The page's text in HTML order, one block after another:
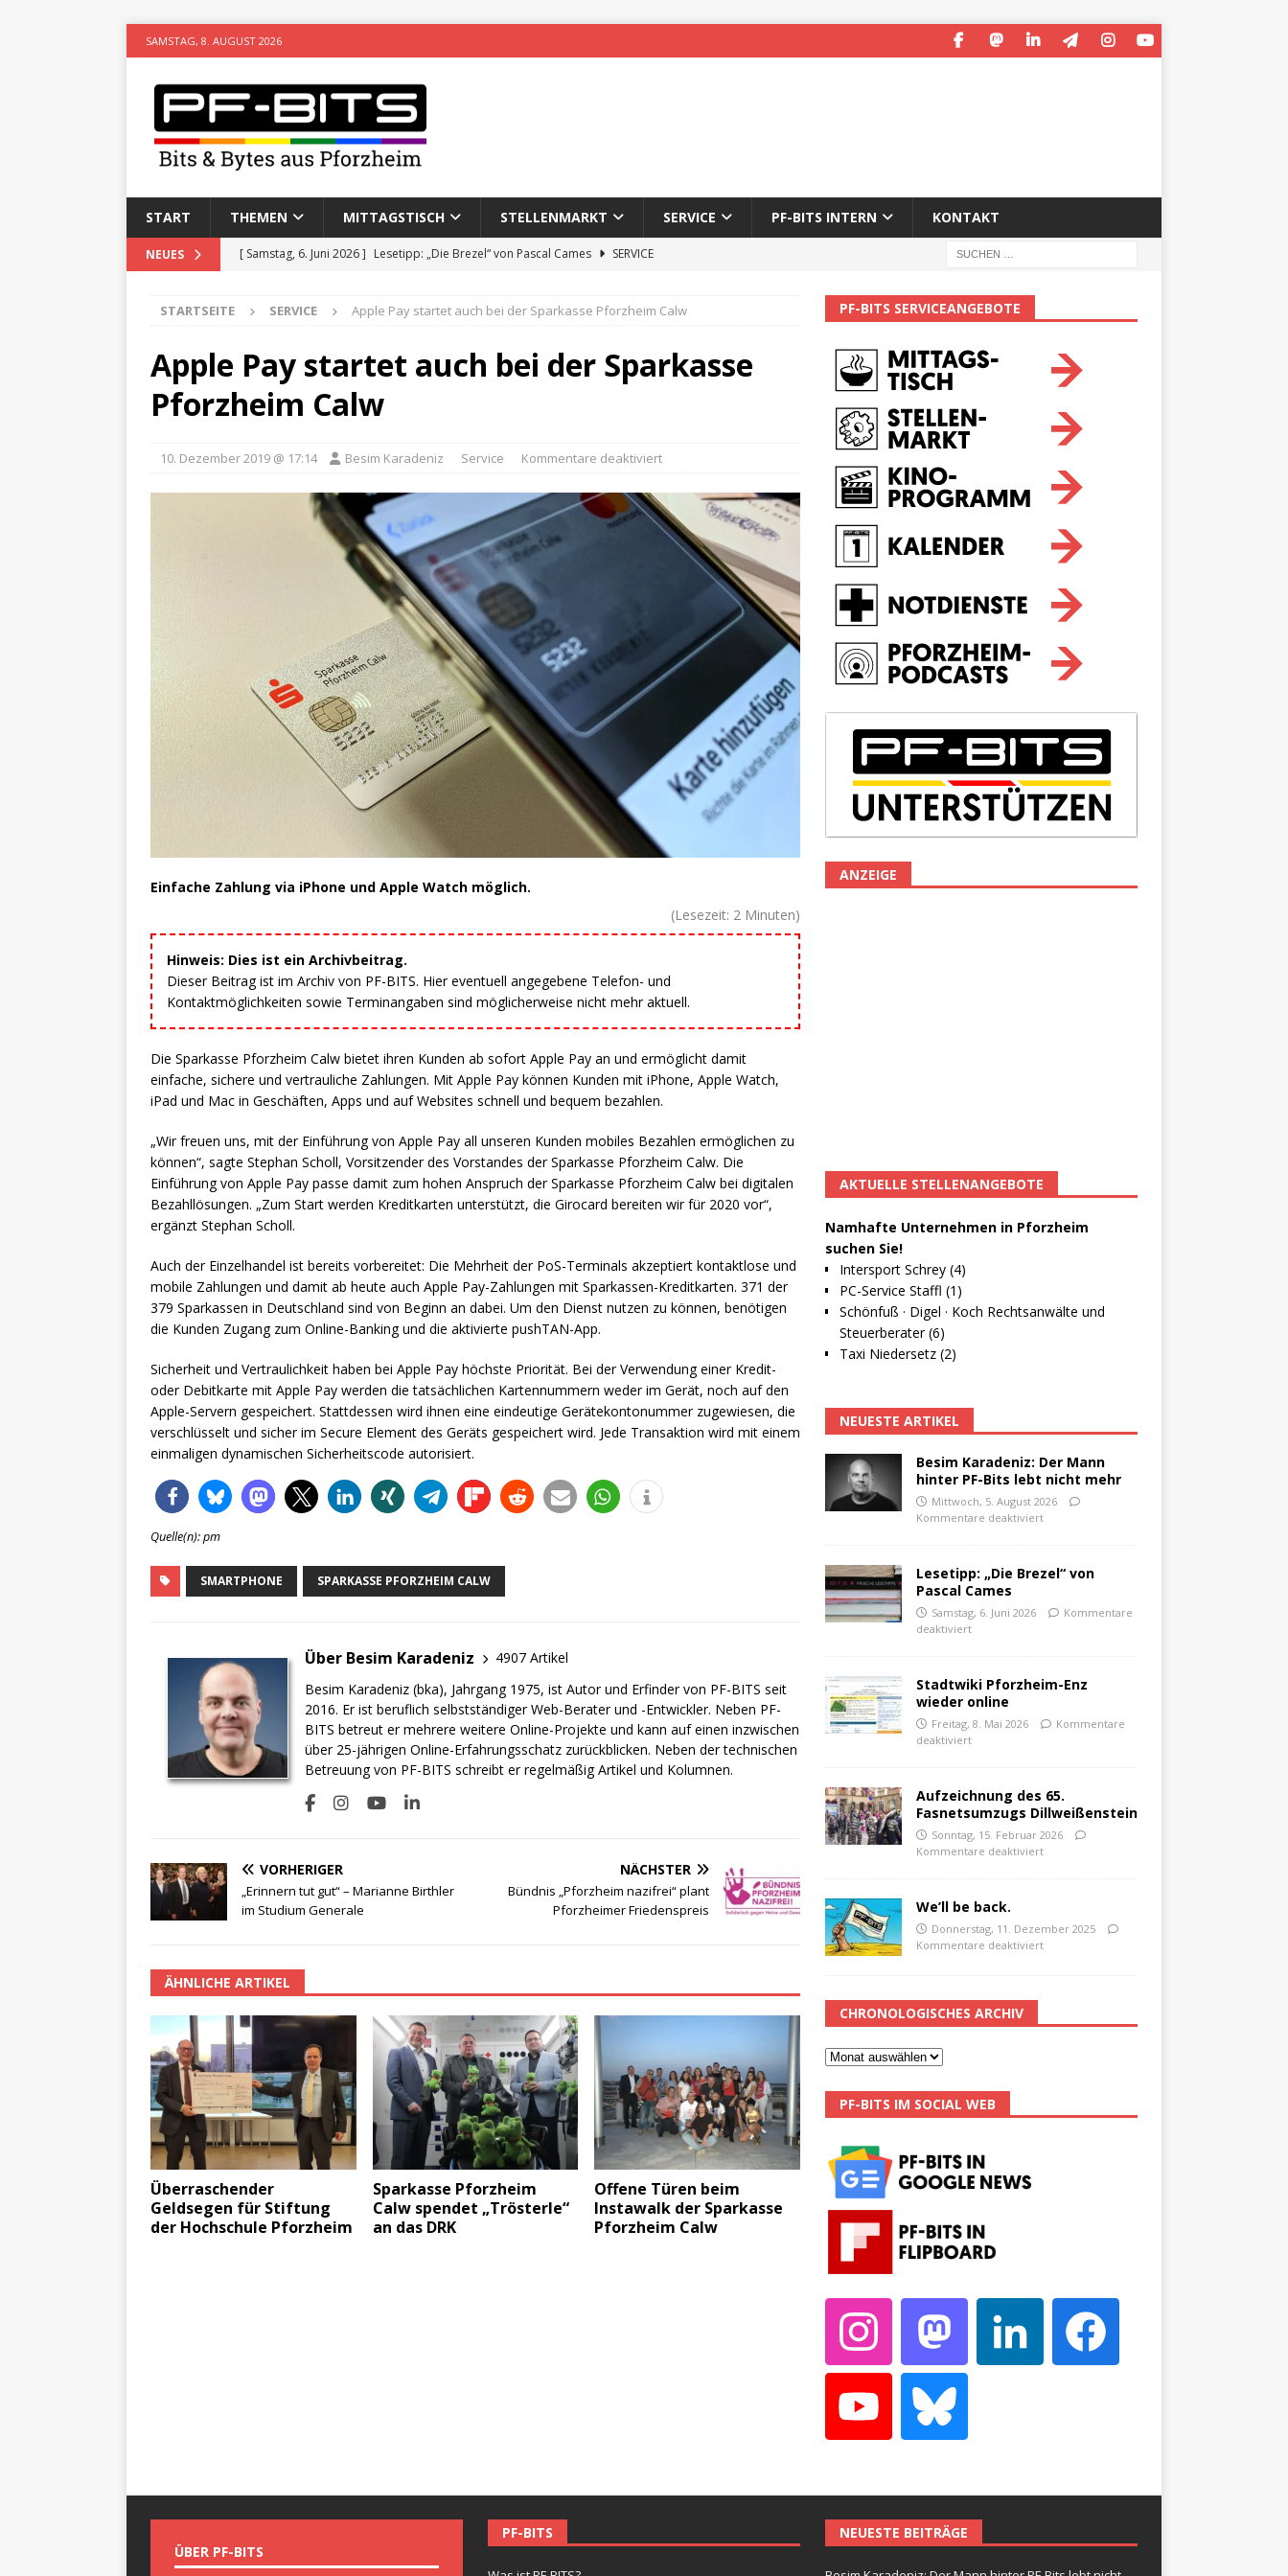
SAMSTAG, 8. AUGUST 2026
START THEMEN MITTAGSTISCH STELLENMARKT SERVICE PF-BITS INTERN KONTAKT
NEUES [ Samstag, 6. Juni 2026 ] Lesetipp: „Die Brezel“ von Pascal Cames
SERVICE
[ Sonntag, 15. Februar 2026 ] Aufzeichnung des 65. Fasnetsumzugs Dillweißenstein
VERANSTALTUNGEN
[ Donnerstag, 11. Dezember 2025 ]
[ Mittwoch, 5. August 2026 ]
STARTSEITE SERVICE Apple Pay startet auch bei der Sparkasse Pforzheim Calw
Apple Pay startet auch bei der Sparkasse
Pforzheim Calw
10. Dezember 2019 @ 17:14 Besim Karadeniz Service Kommentare deaktiviert
Einfache Zahlung via iPhone und Apple Watch möglich.
(Lesezeit: 2 Minuten)
Hinweis: Dies ist ein Archivbeitrag.
Dieser Beitrag ist im Archiv von PF-BITS. Hier eventuell angegebene Telefon- und
Kontaktmöglichkeiten sowie Terminangaben sind möglicherweise nicht mehr aktuell.
Die Sparkasse Pforzheim Calw bietet ihren Kunden ab sofort Apple Pay an und ermöglicht damit
einfache, sichere und vertrauliche Zahlungen. Mit Apple Pay können Kunden mit iPhone, Apple Watch,
iPad und Mac in Geschäften, Apps und auf Websites schnell und bequem bezahlen.
„Wir freuen uns, mit der Einführung von Apple Pay all unseren Kunden mobiles Bezahlen ermöglichen zu
können“, sagte Stephan Scholl, Vorsitzender des Vorstandes der Sparkasse Pforzheim Calw. Die
Einführung von Apple Pay passe damit zum hohen Anspruch der Sparkasse Pforzheim Calw bei digitalen
Bezahllösungen. „Zum Start werden Kreditkarten unterstützt, die Girocard bereiten wir für 2020 vor“,
ergänzt Stephan Scholl.
Auch der Einzelhandel ist bereits vorbereitet: Die Mehrheit der PoS-Terminals akzeptiert kontaktlose und
mobile Zahlungen und damit ab heute auch Apple Pay-Zahlungen mit Sparkassen-Kreditkarten. 371 der
379 Sparkassen in Deutschland sind von Beginn an dabei. Um den Dienst nutzen zu können, benötigen
die Kunden Zugang zum Online-Banking und die aktivierte pushTAN-App.
Sicherheit und Vertraulichkeit haben bei Apple Pay höchste Priorität. Bei der Verwendung einer Kredit-
oder Debitkarte mit Apple Pay werden die tatsächlichen Kartennummern weder im Gerät, noch auf den
Apple-Servern gespeichert. Stattdessen wird ihnen eine eindeutige Gerätekontonummer zugewiesen, die
verschlüsselt und sicher im Secure Element des Geräts gespeichert wird. Jede Transaktion wird mit einem
einmaligen dynamischen Sicherheitscode autorisiert.
Quelle(n): pm
SMARTPHONE SPARKASSE PFORZHEIM CALW
Über Besim Karadeniz
4907 Artikel
Besim Karadeniz (bka), Jahrgang 1975, ist Autor und Erfinder von PF-BITS seit
2016. Er ist beruflich selbstständiger Web-Berater und -Entwickler. Neben PF-
BITS betreut er mehrere weitere Online-Projekte und kann auf einen inzwischen
über 25-jährigen Online-Erfahrungsschatz zurückblicken. Neben der technischen
Betreuung von PF-BITS schreibt er regelmäßig Artikel und Kolumnen.
VORHERIGER
„Erinnern tut gut“ – Marianne Birthler
im Studium Generale
NÄCHSTER
Bündnis „Pforzheim nazifrei“ plant
Pforzheimer Friedenspreis
ÄHNLICHE ARTIKEL
Überraschender
Geldsegen für Stiftung
der Hochschule Pforzheim
Sparkasse Pforzheim
Calw spendet „Trösterle“
an das DRK
Offene Türen beim
Instawalk der Sparkasse
Pforzheim Calw
PF-BITS SERVICEANGEBOTE
ANZEIGE
AKTUELLE STELLENANGEBOTE
Namhafte Unternehmen in Pforzheim
suchen Sie!
Intersport Schrey (4)
PC-Service Staffl (1)
Schönfuß · Digel · Koch Rechtsanwälte und
Steuerberater (6)
Taxi Niedersetz (2)
NEUESTE ARTIKEL
Besim Karadeniz: Der Mann
hinter PF-Bits lebt nicht mehr
Mittwoch, 5. August 2026
Kommentare deaktiviert
Lesetipp: „Die Brezel“ von
Pascal Cames
Samstag, 6. Juni 2026
Kommentare
deaktiviert
Stadtwiki Pforzheim-Enz
wieder online
Freitag, 8. Mai 2026
Kommentare
deaktiviert
Aufzeichnung des 65.
Fasnetsumzugs Dillweißenstein
Sonntag, 15. Februar 2026
Kommentare deaktiviert
We’ll be back.
Donnerstag, 11. Dezember 2025
Kommentare deaktiviert
CHRONOLOGISCHES ARCHIV
PF-BITS IM SOCIAL WEB
ÜBER PF-BITS
PF-BITS NEUESTE BEITRÄGE